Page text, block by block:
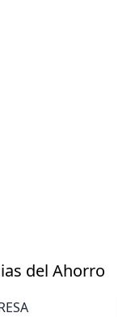
del Ahorro